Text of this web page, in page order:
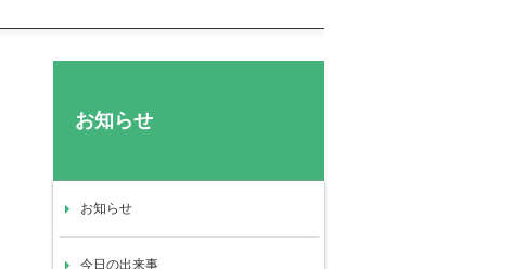
お知らせ
お知らせ
今日の出来事